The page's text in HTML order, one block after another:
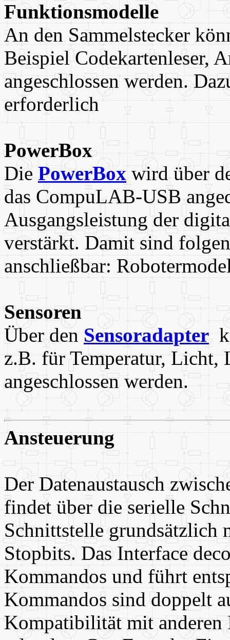
Funktionsmodelle
An den Sammelstecker
Beispiel Codekartenleser,
angeschlossen werden.
erforderlich
PowerBox
Die PowerBox wird über
das CompuLAB-USB
Ausgangsleistung der
verstärkt. Damit sind
anschließbar:
Sensoren
Über den Sensoradapter
z.B. für Temperatur, Licht,
angeschlossen werden.
Ansteuerung
Der Datenaustausch
findet über die serielle
Schnittstelle grundsätzlich
Stopbits. Das Interface
Kommandos und führt
Kommandos sind doppelt
Kompatibilität mit anderen